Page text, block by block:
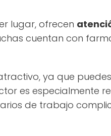
lugar, ofrecen
cuentan con
ya que
es especialmente
de trabajo